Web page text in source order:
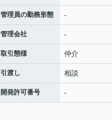
管理員の勤務形態 -
管理会社 -
取引態様 仲介
引渡し 相談
開発許可番号 -